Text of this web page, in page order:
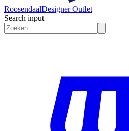
RoosendaalDesigner Outlet
Search input